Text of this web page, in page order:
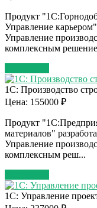
Продукт
Управление
Управление
комплексным
1С: Производство
Цена: 155000 ₽
Продукт
материалов"
Управление
комплексным реш...
1С: Управление